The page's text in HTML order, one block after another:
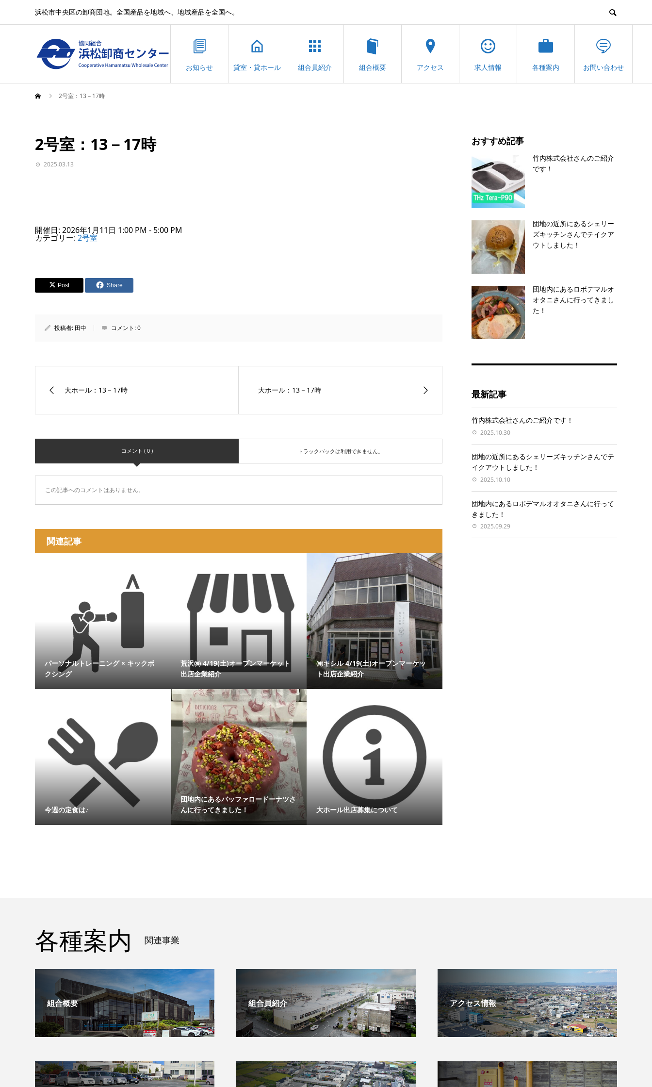
浜松市中央区の卸商団地。全国産品を地域へ、地域産品を全国へ。
お知らせ 貸室・貸ホール 組合員紹介 組合概要 アクセス 求人情報 各種案内 お問い合わせ
2号室：13－17時
2号室：13－17時
2025.03.13
開催日: 2026年1月11日 1:00 PM - 5:00 PM
カテゴリー: 2号室
Post Share
投稿者: 田中 コメント:0
大ホール：13－17時 大ホール：13－17時
コメント ( 0 ) トラックバックは利用できません。
この記事へのコメントはありません。
関連記事
パーソナルトレーニング × キックボ
クシング
荒沢㈱ 4/19(土)オープンマーケット
出店企業紹介
㈱キシル 4/19(土)オープンマーケッ
ト出店企業紹介
今週の定食は♪
団地内にあるバッファロードーナツさ
んに行ってきました！
大ホール出店募集について
おすすめ記事
竹内株式会社さんのご紹介
です！
団地の近所にあるシェリー
ズキッチンさんでテイクア
ウトしました！
団地内にあるロボデマルオ
オタニさんに行ってきまし
た！
最新記事
竹内株式会社さんのご紹介です！
2025.10.30
団地の近所にあるシェリーズキッチンさんでテ
イクアウトしました！
2025.10.10
団地内にあるロボデマルオオタニさんに行って
きました！
2025.09.29
各種案内 関連事業
組合概要 組合員紹介 アクセス情報